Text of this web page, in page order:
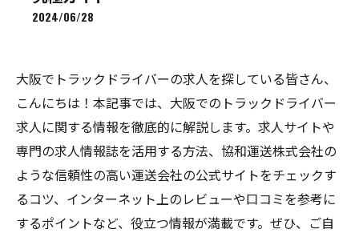
2024/06/28
大阪でトラックドライバーの求人を探している皆さん、
こんにちは！本記事では、大阪でのトラックドライバー
求人に関する情報を徹底的に解説します。求人サイトや
専門の求人情報誌を活用する方法、協和運送株式会社の
ような信頼性の高い運送会社の公式サイトをチェックす
るコツ、インターネット上のレビューや口コミを参考に
するポイントなど、役立つ情報が満載です。ぜひ、ご自